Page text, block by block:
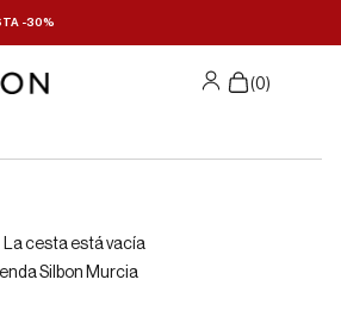
-30%
(0)
La cesta está vacía
Silbon Murcia